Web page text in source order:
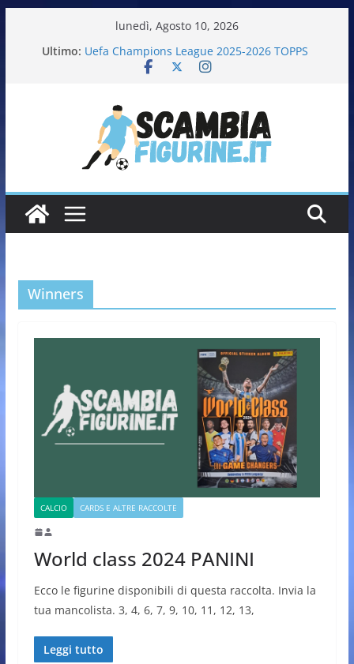
lunedì, Agosto 10, 2026
Ultimo: Uefa Champions League 2025-2026 TOPPS
Fifa World Cup 2026 PANINI
Calciatori Serie B BKT 2025-2026 PANINI
Winners
CALCIO CARDS E ALTRE RACCOLTE
World class 2024 PANINI
Ecco le figurine disponibili di questa raccolta. Invia la
tua mancolista. 3, 4, 6, 7, 9, 10, 11, 12, 13,
Leggi tutto